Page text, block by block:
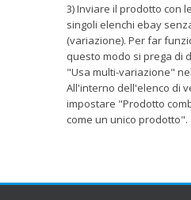
3) Inviare il prodotto con
singoli elenchi ebay
(variazione). Per far
questo modo si prega di
"Usa multi-variazione"
All'interno dell'elenco di
impostare "Prodotto
come un unico prodotto".